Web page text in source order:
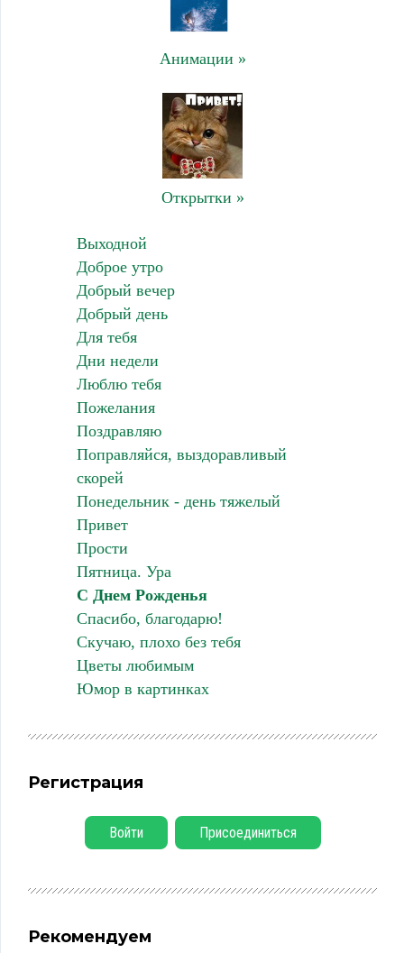
Анимации »
Открытки »
Выходной
Доброе утро
Добрый вечер
Добрый день
Для тебя
Дни недели
Люблю тебя
Пожелания
Поздравляю
Поправляйся, выздоравливый
скорей
Понедельник - день тяжелый
Привет
Прости
Пятница. Ура
С Днем Рожденья
Спасибо, благодарю!
Скучаю, плохо без тебя
Цветы любимым
Юмор в картинках
Регистрация
Войти Присоединиться
Рекомендуем